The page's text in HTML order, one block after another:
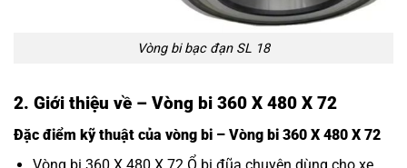
Vòng bi bạc đạn SL 18
2. Giới thiệu về – Vòng bi 360 X 480 X 72
Đặc điểm kỹ thuật của vòng bi – Vòng bi 360 X 480 X 72